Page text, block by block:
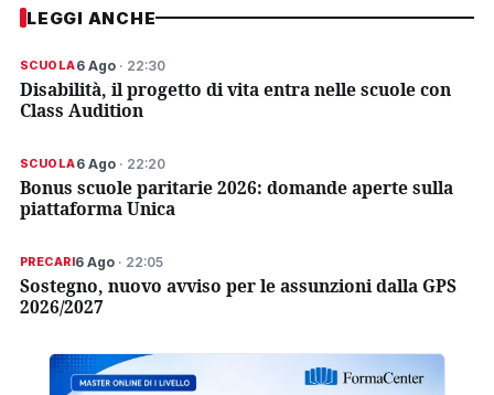
LEGGI ANCHE
SCUOLA6 Ago· 22:30
Disabilità, il progetto di vita entra nelle scuole con
Class Audition
SCUOLA6 Ago· 22:20
Bonus scuole paritarie 2026: domande aperte sulla
piattaforma Unica
PRECARI6 Ago· 22:05
Sostegno, nuovo avviso per le assunzioni dalla GPS
2026/2027